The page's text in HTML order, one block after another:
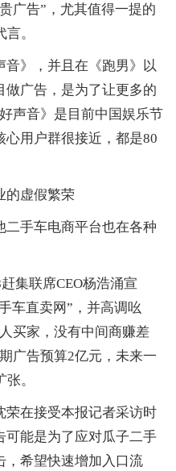
广告”，尤其值得一提的
。
音》，并且在《跑男》以
做广告，是为了让更多的
声音》是目前中国娱乐节
心用户群很接近，都是80
的虚假繁荣
手车电商平台也在各种
集联席CEO杨浩涌宣
车直卖网”，并高调吆
买家，没有中间商赚差
广告预算2亿元，未来一
。
荣在接受本报记者采访时
可能是为了应对瓜子二手
，希望快速增加入口流